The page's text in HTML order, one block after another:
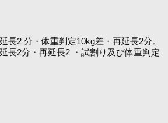
長2 分・体重判定10kg差・再延長2分。
長2分・再延長2 ・試割り及び体重判定